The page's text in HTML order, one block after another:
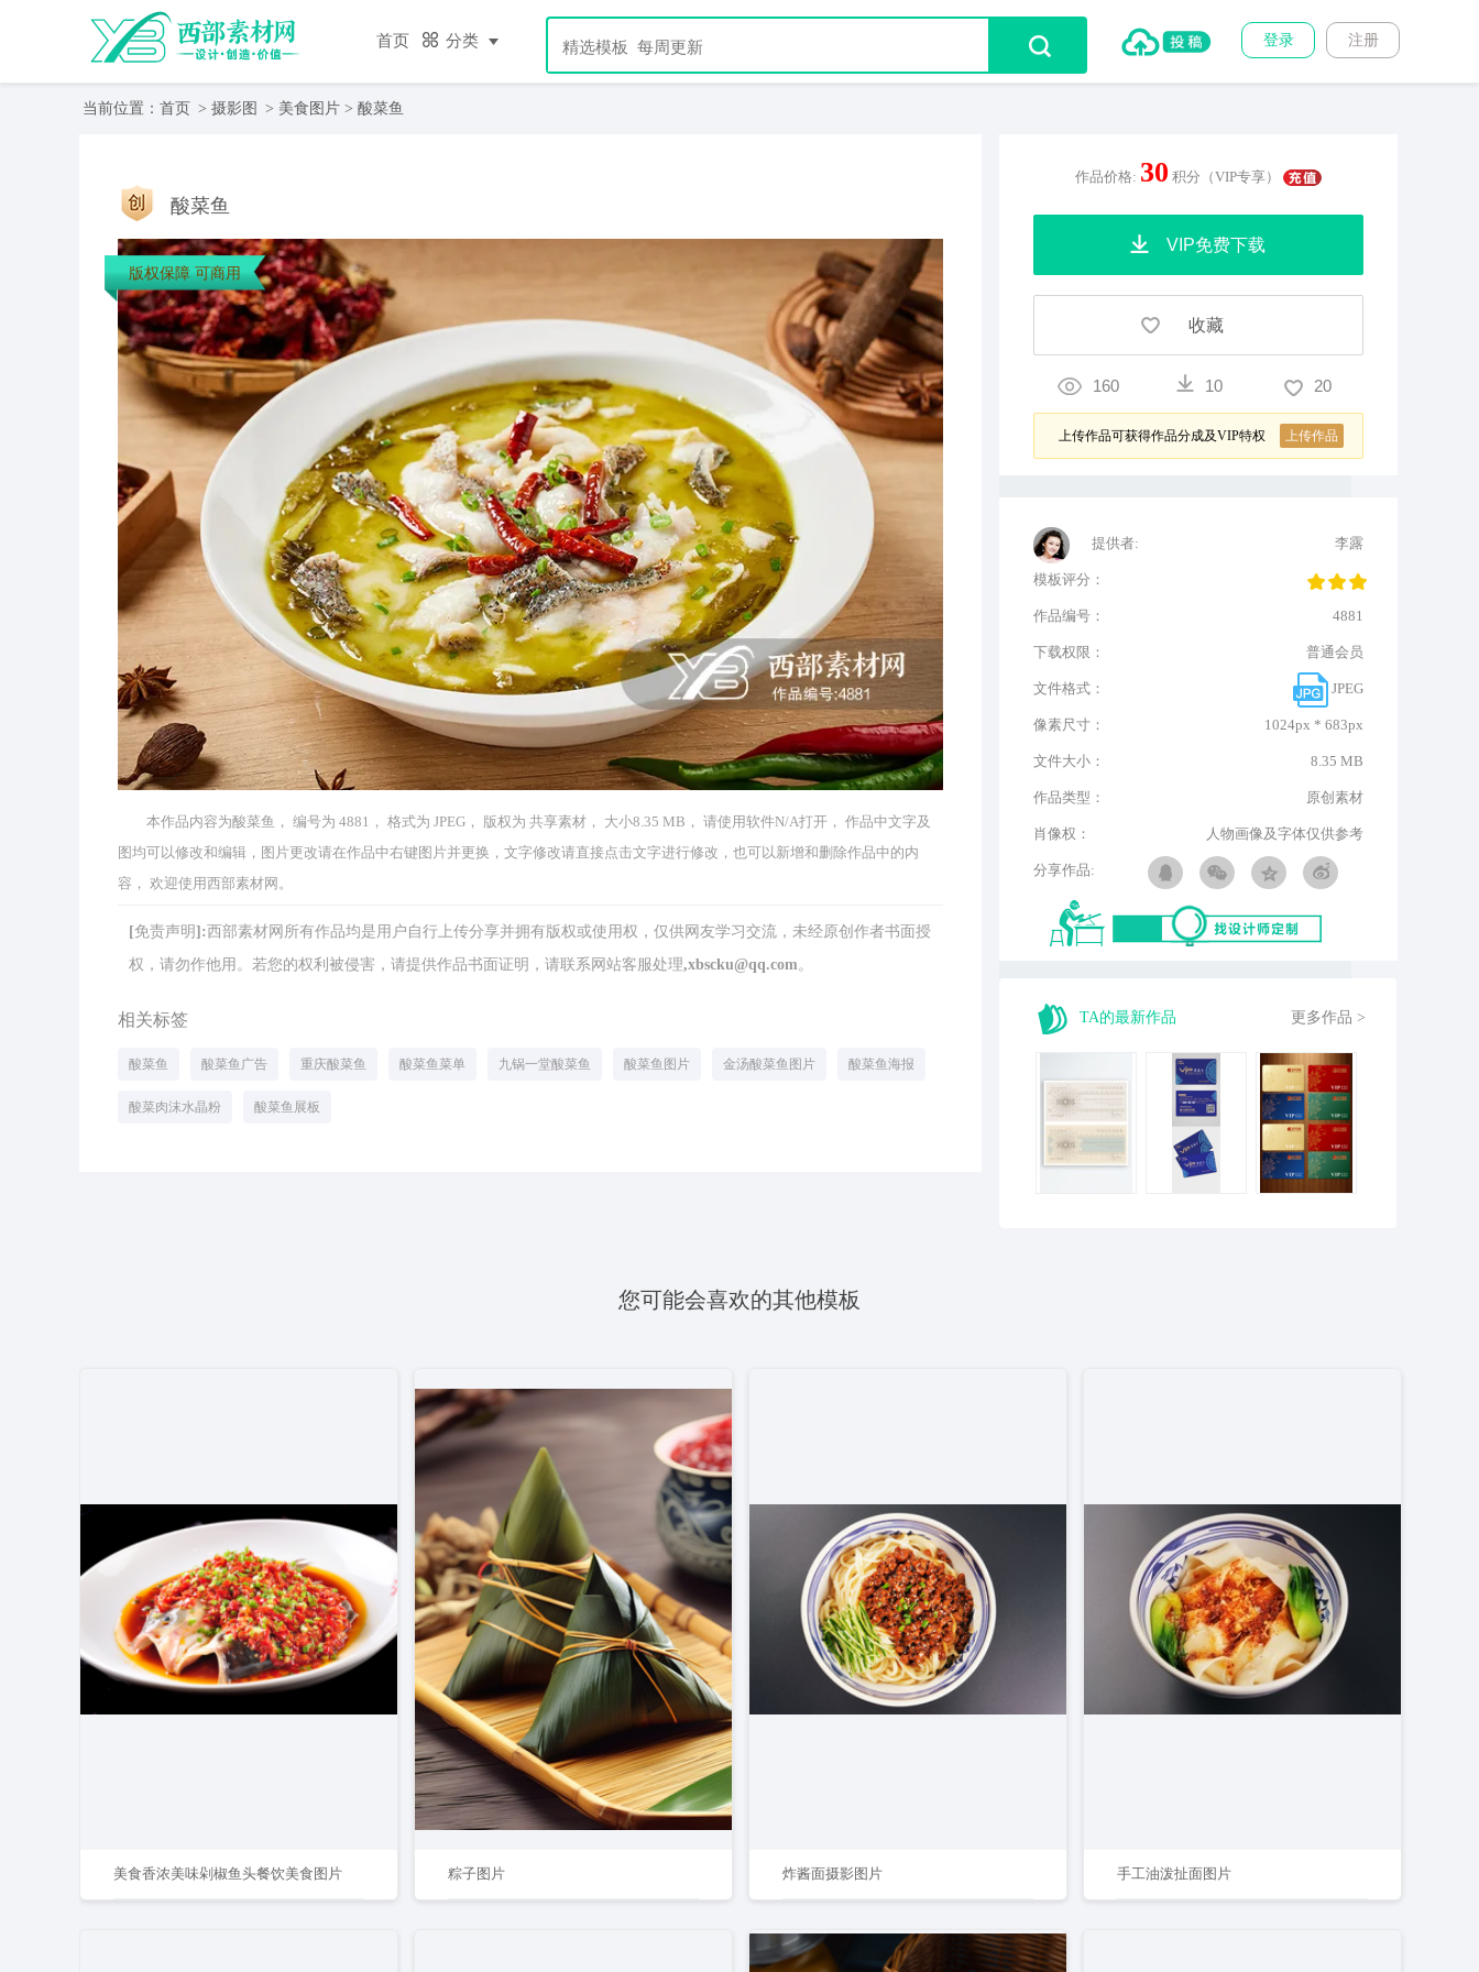
首页 分类 注册
登录
当前位置： 首页 > 摄影图 > 美食图片 > 酸菜鱼
酸菜鱼
版权保障 可商用
本作品内容为酸菜鱼， 编号为 4881， 格式为 JPEG， 版权为 共享素材， 大小8.35 MB， 请使用软件N/A打开， 作品中文字及
图均可以修改和编辑，图片更改请在作品中右键图片并更换，文字修改请直接点击文字进行修改，也可以新增和删除作品中的内
容， 欢迎使用西部素材网。
[免责声明]:西部素材网所有作品均是用户自行上传分享并拥有版权或使用权，仅供网友学习交流，未经原创作者书面授
权，请勿作他用。若您的权利被侵害，请提供作品书面证明，请联系网站客服处理,xbscku@qq.com。
相关标签
酸菜鱼 酸菜鱼广告 重庆酸菜鱼 酸菜鱼菜单 九锅一堂酸菜鱼 酸菜鱼图片 金汤酸菜鱼图片 酸菜鱼海报
酸菜肉沫水晶粉 酸菜鱼展板
作品价格: 30 积分（VIP专享）
VIP免费下载
收藏
160 10 20
上传作品可获得作品分成及VIP特权 上传作品
提供者: 李露
模板评分：
作品编号： 4881
下载权限： 普通会员
文件格式： JPEG
像素尺寸： 1024px * 683px
文件大小： 8.35 MB
作品类型： 原创素材
肖像权： 人物画像及字体仅供参考
分享作品:
TA的最新作品 更多作品 >
您可能会喜欢的其他模板
美食香浓美味剁椒鱼头餐饮美食图片 粽子图片 炸酱面摄影图片 手工油泼扯面图片